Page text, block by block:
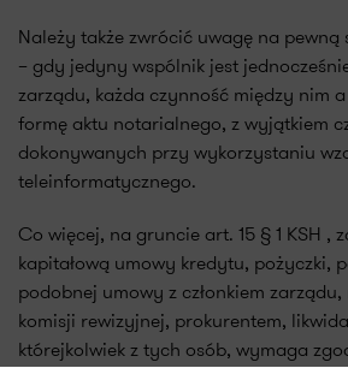
Należy także zwrócić uwagę na
– gdy jedyny wspólnik jest
zarządu, każda czynność między nim a
formę aktu notarialnego, z wyjątkiem
dokonywanych przy wykorzystaniu
teleinformatycznego.
Co więcej, na gruncie art. 15 § 1 KSH ,
kapitałową umowy kredytu, pożyczki,
podobnej umowy z członkiem zarządu,
komisji rewizyjnej, prokurentem,
którejkolwiek z tych osób, wymaga